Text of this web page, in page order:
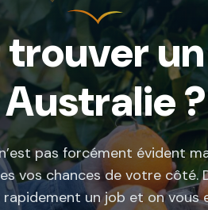
?
pas forcément évident
vos chances de votre côté.
un job et on vous